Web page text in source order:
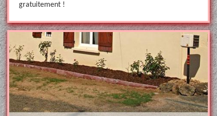
gratuitement !